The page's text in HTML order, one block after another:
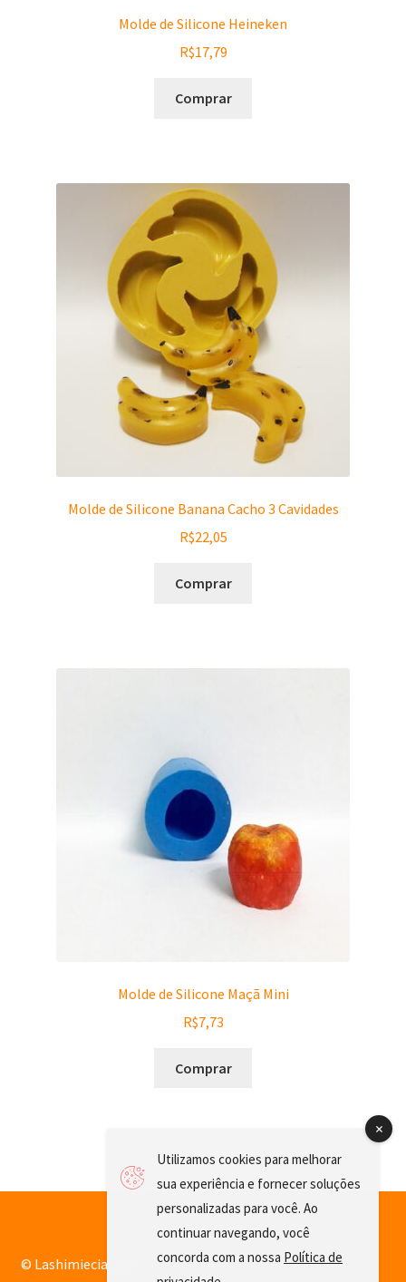
Molde de Silicone Heineken
R$17,79
Comprar
Molde de Silicone Banana Cacho 3 Cavidades
R$22,05
Comprar
Molde de Silicone Maçã Mini
R$7,73
Comprar
© Lashimiecia 2026
Utilizamos cookies para melhorar
sua experiência e fornecer soluções
personalizadas para você. Ao
continuar navegando, você
concorda com a nossa Política de